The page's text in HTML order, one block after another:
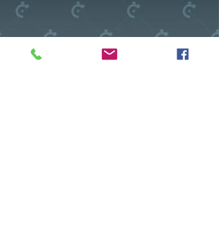
Escape Game Saumur, Maine-et-Loire